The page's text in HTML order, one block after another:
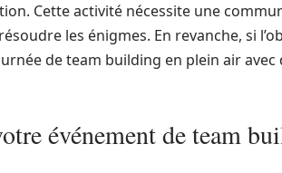
Cette activité nécessite une
les énigmes. En revanche, si
de team building en plein air
événement de team